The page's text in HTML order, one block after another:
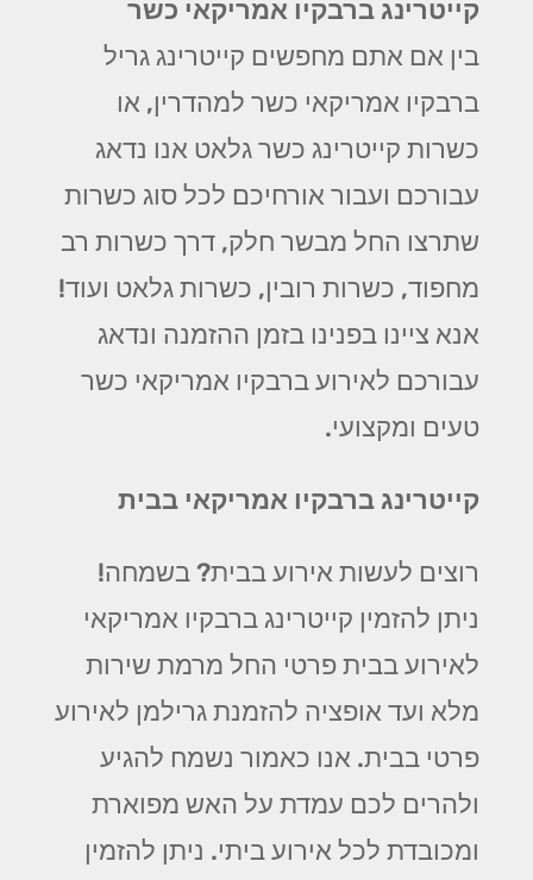
קייטרינג ברבקיו אמריקאי כשר
בין אם אתם מחפשים קייטרינג גריל
ברבקיו אמריקאי כשר למהדרין, או
כשרות קייטרינג כשר גלאט אנו נדאג
עבורכם ועבור אורחיכם לכל סוג כשרות
שתרצו החל מבשר חלק, דרך כשרות רב
מחפוד, כשרות רובין, כשרות גלאט ועוד!
אנא ציינו בפנינו בזמן ההזמנה ונדאג
עבורכם לאירוע ברבקיו אמריקאי כשר
טעים ומקצועי.
קייטרינג ברבקיו אמריקאי בבית
רוצים לעשות אירוע בבית? בשמחה!
ניתן להזמין קייטרינג ברבקיו אמריקאי
לאירוע בבית פרטי החל מרמת שירות
מלא ועד אופציה להזמנת גרילמן לאירוע
פרטי בבית. אנו כאמור נשמח להגיע
ולהרים לכם עמדת על האש מפוארת
ומכובדת לכל אירוע ביתי. ניתן להזמין